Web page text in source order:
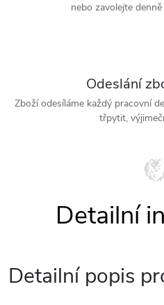
nebo zavolejte
Odeslání
Zboží odesíláme každý pracovní
třpytit,
Detailní popis